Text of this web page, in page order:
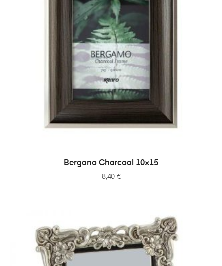
ADICIONAR
Bergano Charcoal 10×15
8,40 €